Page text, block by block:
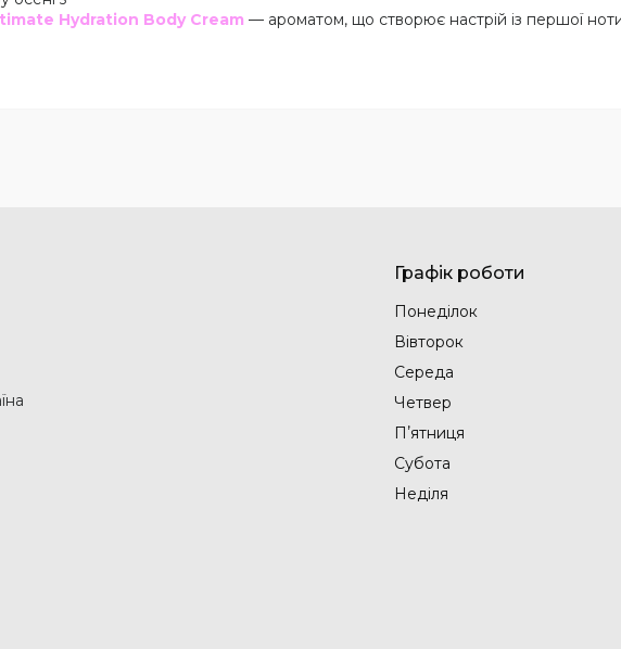
Hydration Body Cream — ароматом, що створює настрій із першої
Графік роботи
Понеділок
Вівторок
Середа
Четвер
Пʼятниця
Субота
Неділя